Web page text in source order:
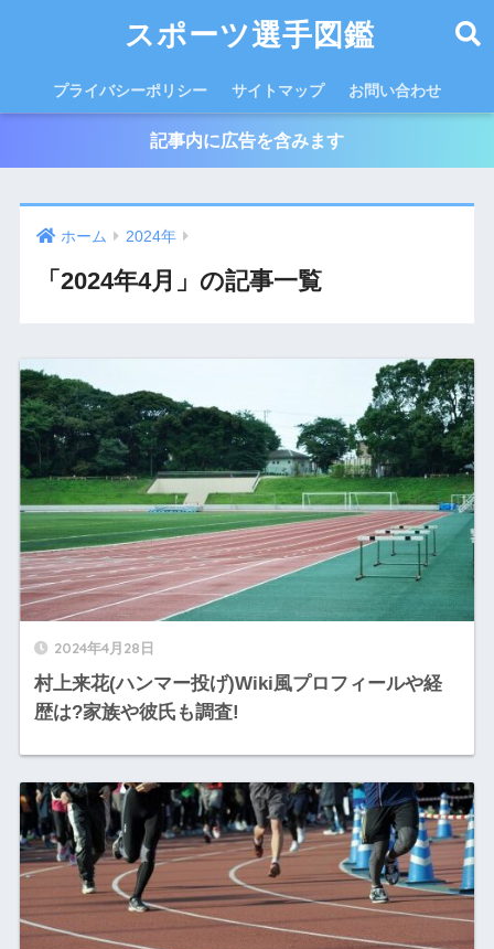
スポーツ選手図鑑
プライバシーポリシー サイトマップ お問い合わせ
記事内に広告を含みます
ホーム 2024年
「2024年4月」の記事一覧
2024年4月28日
村上来花(ハンマー投げ)Wiki風プロフィールや経
歴は?家族や彼氏も調査!